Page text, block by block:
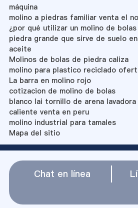
máquina
molino a piedras familiar venta el
¿por qué utilizar un molino de
piedra grande que sirve de suelo
aceite
Molinos de bolas de piedra caliza
molino para plastico reciclado
La barra en molino rojo
cotizacion de molino de bolas
blanco lai tornillo de arena
caliente venta en peru
molino industrial para tamales
Mapa del sitio
Chat en línea